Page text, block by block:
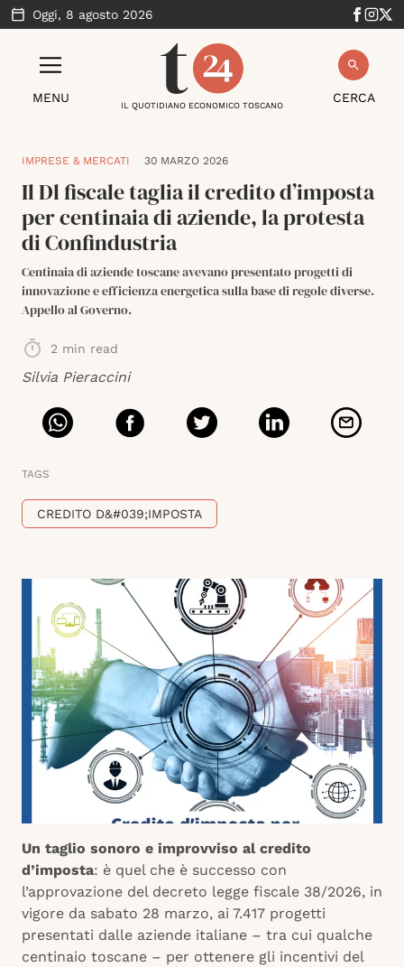
Oggi, 8 agosto 2026
MENU CERCA
IL QUOTIDIANO ECONOMICO TOSCANO
IMPRESE & MERCATI 30 MARZO 2026
Il Dl fiscale taglia il credito d’imposta
per centinaia di aziende, la protesta
di Confindustria
Centinaia di aziende toscane avevano presentato progetti di
innovazione e efficienza energetica sulla base di regole diverse.
Appello al Governo.
2 min read
Silvia Pieraccini
TAGS
CREDITO D&#039;IMPOSTA
Un taglio sonoro e improvviso al credito
d’imposta: è quel che è successo con
l’approvazione del decreto legge fiscale 38/2026, in
vigore da sabato 28 marzo, ai 7.417 progetti
presentati dalle aziende italiane – tra cui qualche
centinaio toscane – per ottenere gli incentivi del